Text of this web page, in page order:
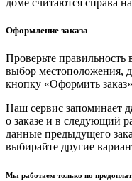
Оформление заказа
Проверьте
выбор местоположения,
кнопку «Оформить
Наш сервис запоминает
о заказе и в следующий
данные предыдущего
выбирайте другие
Мы работаем только по